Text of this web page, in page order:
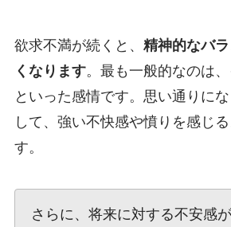
欲求不満が続くと、 精神的なバ
くなります。最も一般的なのは
といった感情です。思い通りに
して、強い不快感や憤りを感じ
す。
さらに、将来に対する不安感